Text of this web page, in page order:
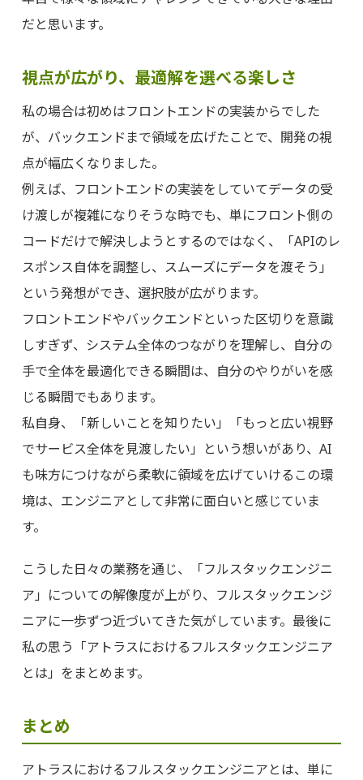
だと思います。
視点が広がり、最適解を選べる楽しさ
私の場合は初めはフロントエンドの実装からでした
が、バックエンドまで領域を広げたことで、開発の視
点が幅広くなりました。
例えば、フロントエンドの実装をしていてデータの受
け渡しが複雑になりそうな時でも、単にフロント側の
コードだけで解決しようとするのではなく、「APIのレ
スポンス自体を調整し、スムーズにデータを渡そう」
という発想ができ、選択肢が広がります。
フロントエンドやバックエンドといった区切りを意識
しすぎず、システム全体のつながりを理解し、自分の
手で全体を最適化できる瞬間は、自分のやりがいを感
じる瞬間でもあります。
私自身、「新しいことを知りたい」「もっと広い視野
でサービス全体を見渡したい」という想いがあり、AI
も味方につけながら柔軟に領域を広げていけるこの環
境は、エンジニアとして非常に面白いと感じていま
す。
こうした日々の業務を通じ、「フルスタックエンジニ
ア」についての解像度が上がり、フルスタックエンジ
ニアに一歩ずつ近づいてきた気がしています。最後に
私の思う「アトラスにおけるフルスタックエンジニア
とは」をまとめます。
まとめ
アトラスにおけるフルスタックエンジニアとは、単に